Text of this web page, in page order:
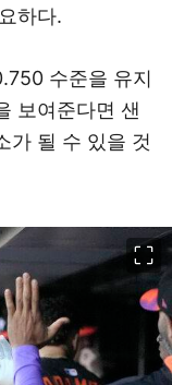
하다.
수준을 유지
보여준다면 샌
가 될 수 있을 것